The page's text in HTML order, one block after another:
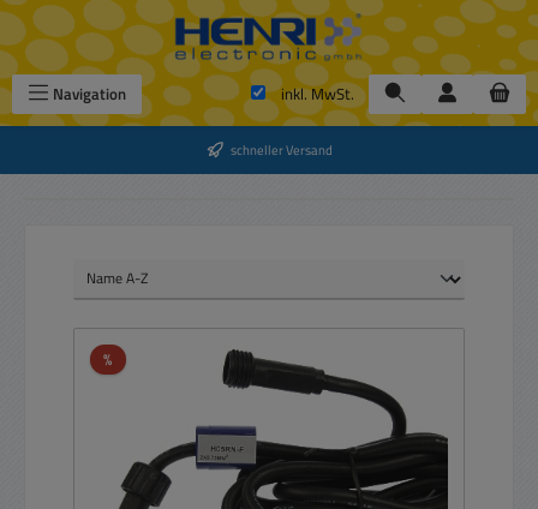
Zum Hauptinhalt springen
Navigation inkl. MwSt.
schneller Versand
%Rabatt